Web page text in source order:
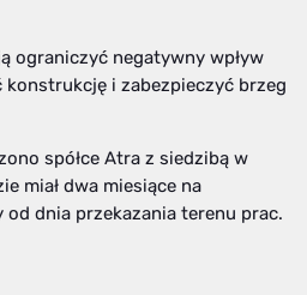
ograniczyć negatywny wpływ
konstrukcję i zabezpieczyć brzeg
spółce Atra z siedzibą w
miał dwa miesiące na
dnia przekazania terenu prac.